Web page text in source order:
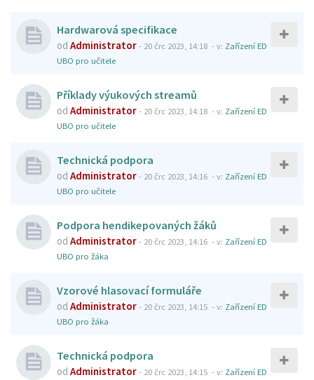
Hardwarová specifikace
od Administrator- 20 črc 2023, 14:18 - v: Zařízení ED
UBO pro učitele
Příklady výukových streamů
od Administrator- 20 črc 2023, 14:18 - v: Zařízení ED
UBO pro učitele
Technická podpora
od Administrator- 20 črc 2023, 14:16 - v: Zařízení ED
UBO pro učitele
Podpora hendikepovaných žáků
od Administrator- 20 črc 2023, 14:16 - v: Zařízení ED
UBO pro žáka
Vzorové hlasovací formuláře
od Administrator- 20 črc 2023, 14:15 - v: Zařízení ED
UBO pro žáka
Technická podpora
od Administrator- 20 črc 2023, 14:15 - v: Zařízení ED